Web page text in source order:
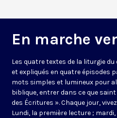
En marche
Les quatre textes de la liturgie
et expliqués en quatre épisodes
mots simples et lumineux pour
biblique, entrer dans ce que
des Écritures ». Chaque jour,
Lundi, la première lecture ;